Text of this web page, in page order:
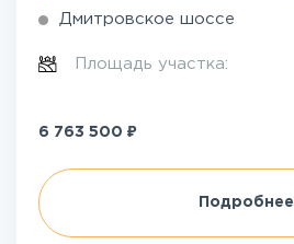
Дмитровское шоссе
Площадь участка:
6 763 500 ₽
Подробнее